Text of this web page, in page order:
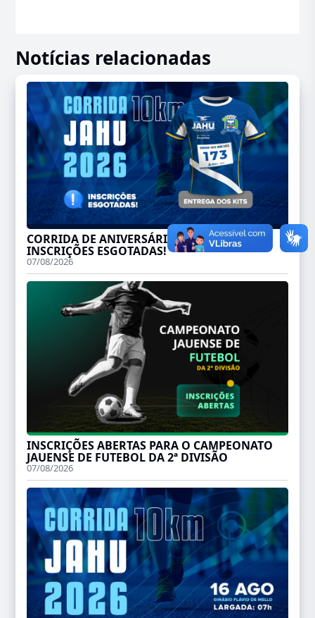
Notícias relacionadas
CORRIDA DE ANIVERSÁRIO DE JAHU:
INSCRIÇÕES ESGOTADAS!
07/08/2026
INSCRIÇÕES ABERTAS PARA O CAMPEONATO
JAUENSE DE FUTEBOL DA 2ª DIVISÃO
07/08/2026